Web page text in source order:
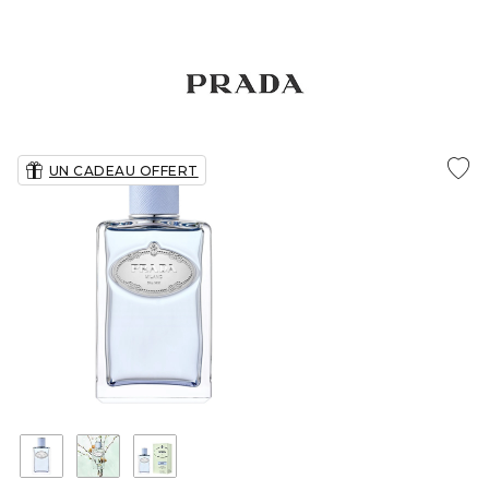
UN CADEAU OFFERT